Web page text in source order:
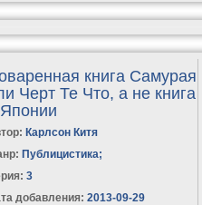
книга Самурая
Черт Те Что, а не книга
Карлсон Китя
Публицистика;
3
добавления: 2013-09-29